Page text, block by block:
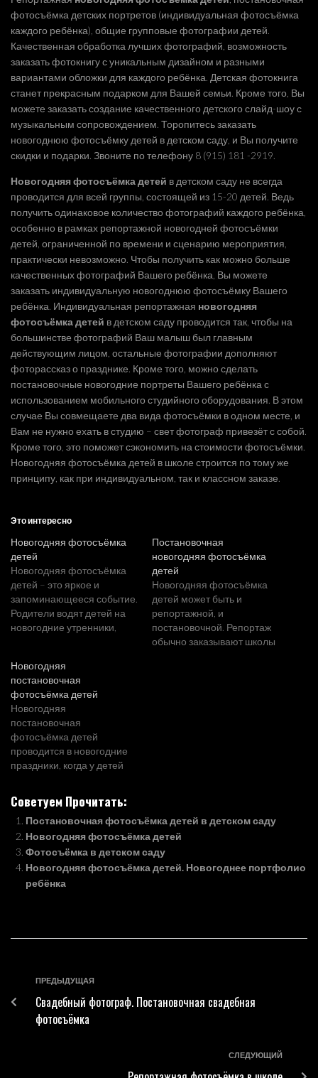
фотосъёмка детских портретов (индивидуальная фотосъёмка
каждого ребёнка), общие групповые фотографии детей.
Качественная обработка лучших фотографий, возможность
заказать фотокнигу с уникальным дизайном и разными
вариантами обложки для каждого ребёнка. Детская фотокнига
станет прекрасным подарком для Вашей семьи. Кроме того, Вы
можете заказать создание качественного детского слайд-шоу с
музыкальным сопровождением. Торопитесь заказать
новогоднюю фотосъёмку детей в детском саду, и Вы получите
скидки и подарки. Звоните по телефону 8 (915) 181 -2919.
Новогодняя фотосъёмка детей в детском саду не всегда
проводится для всей группы, состоящей из 15-20 детей. Ведь
получить одинаковое количество фотографий каждого ребёнка,
особенно в рамках репортажной новогодней фотосъёмки
детей, ограниченной по времени и сценарию мероприятия,
практически невозможно. Чтобы получить как можно больше
качественных фотографий Вашего ребёнка, Вы можете
заказать индивидуальную новогоднюю фотосъёмку Вашего
ребёнка. Индивидуальная репортажная новогодняя
фотосъёмка детей в детском саду проводится так, чтобы на
большинстве фотографий Ваш малыш был главным
действующим лицом, остальные фотографии дополняют
фоторассказ о празднике. Кроме того, можно сделать
постановочные новогодние портреты Вашего ребёнка с
использованием мобильного студийного оборудования. В этом
случае Вы совмещаете два вида фотосъёмки в одном месте, и
Вам не нужно ехать в студию – свет фотограф привезёт с собой.
Кроме того, это поможет сэкономить на стоимости фотосъёмки.
Новогодняя фотосъёмка детей в школе строится по тому же
принципу, как при индивидуальном, так и классном заказе.
Это интересно
Новогодняя фотосъёмка
детей
Новогодняя фотосъёмка
детей – это яркое и
запоминающееся событие.
Родители водят детей на
новогодние утренники,
для ребёнка, 31-го декабря
приглашают домой
настоящего Деда Мороза,
чтобы он вручил малышу
новогодние подарки. Что
бы Вы ни придумали для
своего ребёнка, Вам
обязательно захочется
фото.…
Постановочная
новогодняя фотосъёмка
детей
Новогодняя фотосъёмка
детей может быть и
репортажной, и
постановочной. Репортаж
обычно заказывают школы
новогодняя фотосъёмка
детей может…
Новогодняя
постановочная
фотосъёмка детей
Новогодняя
постановочная
фотосъёмка детей
проводится в новогодние
праздники, когда у детей
Новогодняя
постановочная
фотосъёмка детей может
проходить и во время
официальных
мероприятий, которые
проводят школы и детские
фотосъёмка детей может
создание качественных…
Советуем Прочитать:
Постановочная фотосъёмка детей в детском саду
Новогодняя фотосъёмка детей
Фотосъёмка в детском саду
Новогодняя фотосъёмка детей. Новогоднее портфолио
ребёнка
ПРЕДЫДУЩАЯ
Свадебный фотограф. Постановочная свадебная
фотосъёмка
СЛЕДУЮЩИЙ